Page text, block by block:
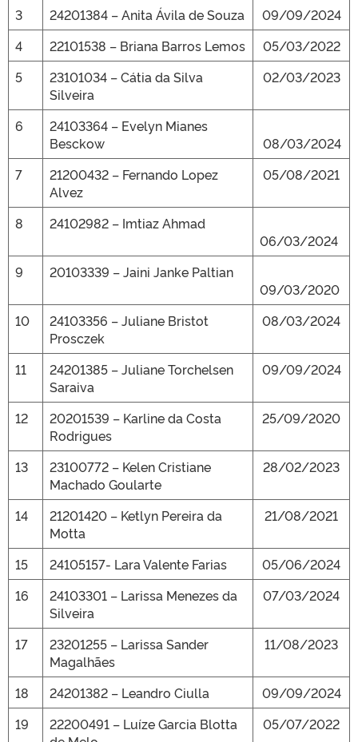
3 24201384 – Anita Ávila de Souza
09/09/2024
4
22101538 – Briana Barros Lemos
05/03/2022
5
23101034 – Cátia da Silva
Silveira
02/03/2023
6
24103364 – Evelyn Mianes
Besckow
08/03/2024
7
21200432 – Fernando Lopez
Alvez
05/08/2021
8
24102982 – Imtiaz Ahmad
06/03/2024
9
20103339 – Jaini Janke Paltian
09/03/2020
10
24103356 – Juliane Bristot
Prosczek
08/03/2024
11
24201385 – Juliane Torchelsen
Saraiva
09/09/2024
12
20201539 – Karline da Costa
Rodrigues
25/09/2020
13
23100772 – Kelen Cristiane
Machado Goularte
28/02/2023
14
21201420 – Ketlyn Pereira da
Motta
21/08/2021
15 24105157- Lara Valente Farias
05/06/2024
16
24103301 – Larissa Menezes da
Silveira
07/03/2024
17
23201255 – Larissa Sander
Magalhães
11/08/2023
18 24201382 – Leandro Ciulla
09/09/2024
19
22200491 – Luíze Garcia Blotta
05/07/2022